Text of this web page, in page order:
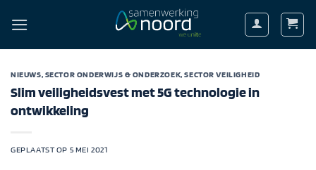
naar
NIEUWS, SECTOR ONDERWIJS & ONDERZOEK,SECTOR VEILIGHEID
Slim veiligheidsvest met 5G technologie in
ontwikkeling
GEPLAATST OP 5 MEI 2021